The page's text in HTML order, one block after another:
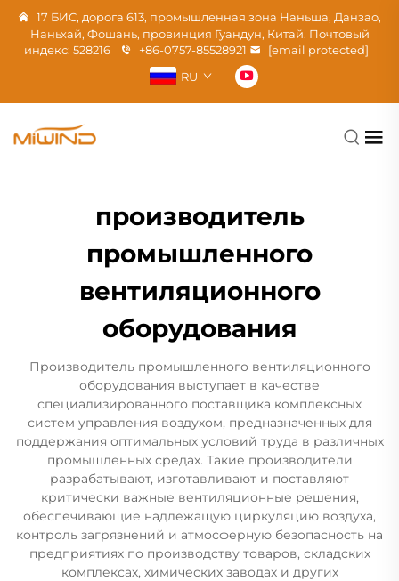
17 БИС, дорога 613, промышленная зона Наньша, Данзао,
Наньхай, Фошань, провинция Гуандун, Китай. Почтовый
индекс: 528216
+86-0757-85528921
[email protected]
RU
производитель
промышленного
вентиляционного
оборудования
Производитель промышленного вентиляционного
оборудования выступает в качестве
специализированного поставщика комплексных
систем управления воздухом, предназначенных для
поддержания оптимальных условий труда в различных
промышленных средах. Такие производители
разрабатывают, изготавливают и поставляют
критически важные вентиляционные решения,
обеспечивающие надлежащую циркуляцию воздуха,
контроль загрязнений и атмосферную безопасность на
предприятиях по производству товаров, складских
комплексах, химических заводах и других